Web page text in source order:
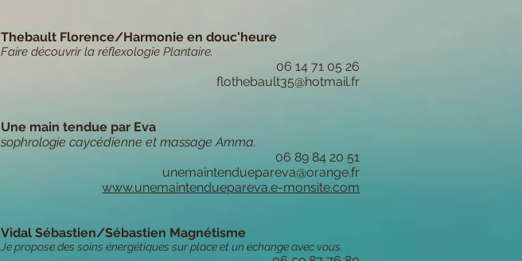
Thebault Florence/Harmonie en douc'heure
Faire découvrir la réflexologie Plantaire.
06 14 71 05 26
flothebault35@hotmail.fr
Une main tendue par Eva
sophrologie caycédienne et massage Amma.
06 89 84 20 51
unemaintenduepareva@orange.fr
www.unemaintenduepareva.e-monsite.com
Vidal Sébastien/Sébastien Magnétisme
Je propose des soins énergétiques sur place et un échange avec vous.